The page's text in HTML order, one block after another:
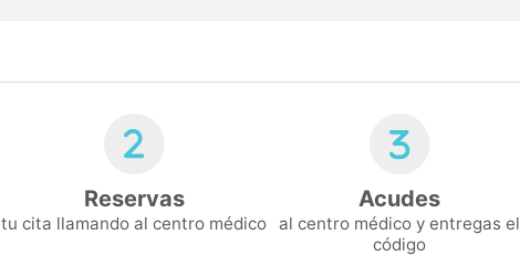
Reservas
tu cita llamando al centro médico
Acudes
al centro médico y entregas el
código